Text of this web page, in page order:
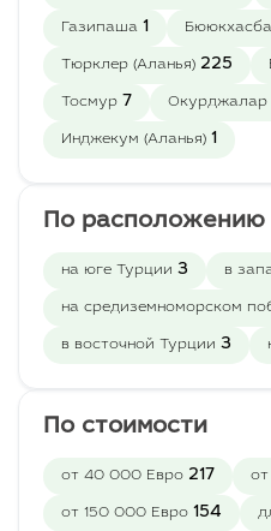
кухонным гарнитуром .
Строительство
октябре 2022 года.
декабре 2023
далее
окончания
строительства.
Газипаша 1
Тюрклер (Аланья) 225
Тосмур 7 Окурджалар
Инджекум (Аланья) 1
По расположению
на юге Турции 3 в
на средиземноморском
в восточной Турции 3
По стоимости
от 40 000 Евро 217
от 150 000 Евро 154